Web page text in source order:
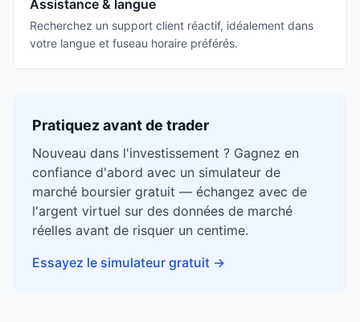
Assistance & langue
Recherchez un support client réactif, idéalement dans
votre langue et fuseau horaire préférés.
Pratiquez avant de trader
Nouveau dans l'investissement ? Gagnez en
confiance d'abord avec un simulateur de
marché boursier gratuit — échangez avec de
l'argent virtuel sur des données de marché
réelles avant de risquer un centime.
Essayez le simulateur gratuit →